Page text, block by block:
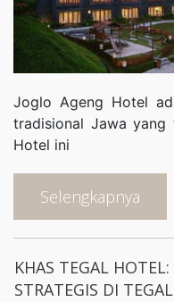
Joglo Ageng Hotel
tradisional Jawa yang
Hotel ini
Selengkapnya
KHAS TEGAL
STRATEGIS DI TEGAL